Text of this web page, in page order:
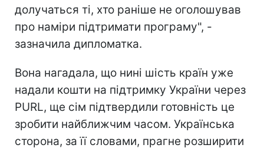
долучаться ті, хто раніше не оголошував
про наміри підтримати програму", -
зазначила дипломатка.
Вона нагадала, що нині шість країн уже
надали кошти на підтримку України через
PURL, ще сім підтвердили готовність це
зробити найближчим часом. Українська
сторона, за її словами, прагне розширити